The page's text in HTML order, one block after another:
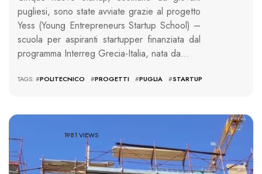
pugliesi, sono state avviate grazie al progetto
Yess (Young Entrepreneurs Startup School) –
scuola per aspiranti startupper finanziata dal
programma Interreg Grecia-Italia, nata da…
TAGS: #POLITECNICO #PROGETTI #PUGLIA #STARTUP
1981 VIEWS